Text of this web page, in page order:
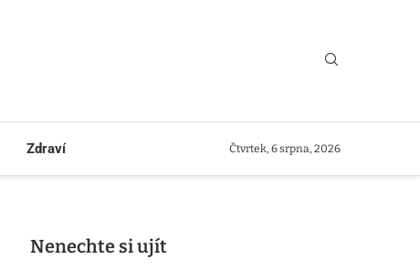
Zdraví Čtvrtek, 6 srpna, 2026
Nenechte si ujít